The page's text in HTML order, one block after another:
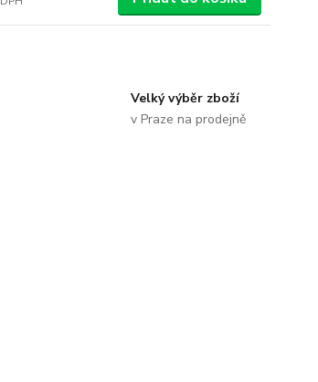
Velký výběr zboží
v Praze na prodejně